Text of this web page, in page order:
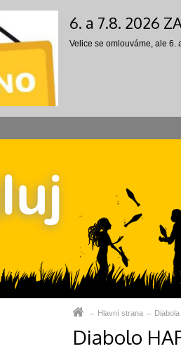
6. a 7.8. 2026
Velice se omlouváme, ale 6.
Hlavní strana Diabola
Diabolo